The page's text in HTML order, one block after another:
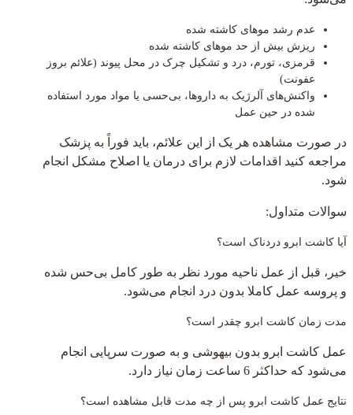
عدم رشد موهای کاشته شده
ریزش بیش از حد موهای کاشته شده
قرمزی، تورم، درد و تشکیل چرک در محل پیوند (علائم بروز
عفونت)
واکنش‌های آلرژیک به داروها، بی‌حسی یا مواد مورد استفاده
شده در حین عمل
در صورت مشاهده هر یک از این علائم، باید فوراً به پزشک
مراجعه کنید اقدامات لازم برای درمان یا اصلاح مشکل انجام
شود.
سوالات متداول:
آیا کاشت ابرو دردناک است؟
خیر، قبل از عمل ناحیه مورد نظر به طور کامل بی‌حس شده
و پروسه عمل کاملا بدون درد انجام می‌شود.
مدت زمان کاشت ابرو چقدر است؟
عمل کاشت ابرو بدون بیهوشی و به صورت سرپایی انجام
می‌شود که حداکثر 6 ساعت زمان نیاز دارد.
نتایج عمل کاشت ابرو پس از چه مدت قابل مشاهده است؟